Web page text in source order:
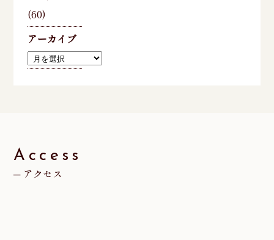
(60)
アーカイブ
ア
Access
アクセス